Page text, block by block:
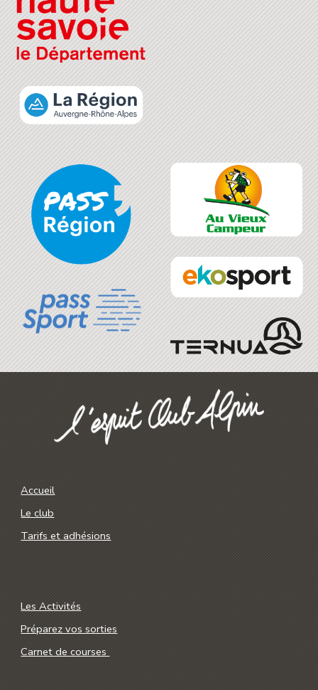
Accueil
Le club
Tarifs et adhésions
Les Activités
Préparez vos sorties
Carnet de courses